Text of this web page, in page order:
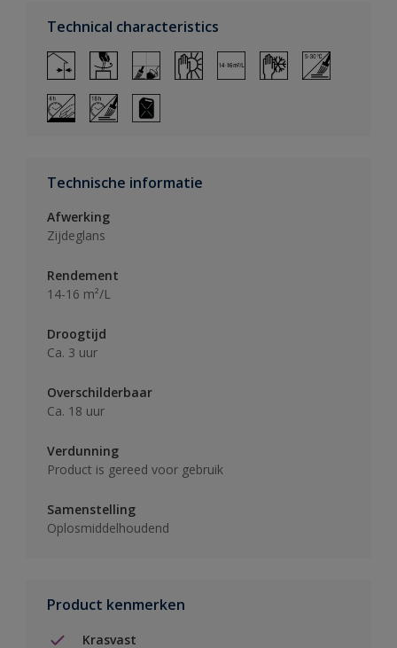
Technical characteristics
Technische informatie
Afwerking
Zijdeglans
Rendement
14-16 m²/L
Droogtijd
Ca. 3 uur
Overschilderbaar
Ca. 18 uur
Verdunning
Product is gereed voor gebruik
Samenstelling
Oplosmiddelhoudend
Product kenmerken
Krasvast